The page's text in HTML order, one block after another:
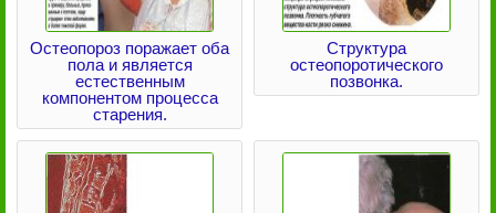
Остеопороз поражает оба
пола и является
естественным
компонентом процесса
старения.
Структура
остеопоротического
позвонка.